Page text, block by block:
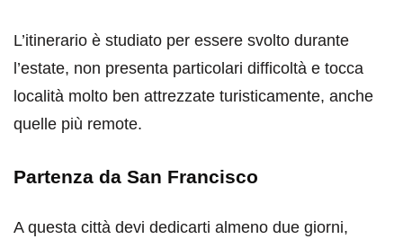
L’itinerario è studiato per essere svolto durante
l’estate, non presenta particolari difficoltà e tocca
località molto ben attrezzate turisticamente, anche
quelle più remote.
Partenza da San Francisco
A questa città devi dedicarti almeno due giorni,